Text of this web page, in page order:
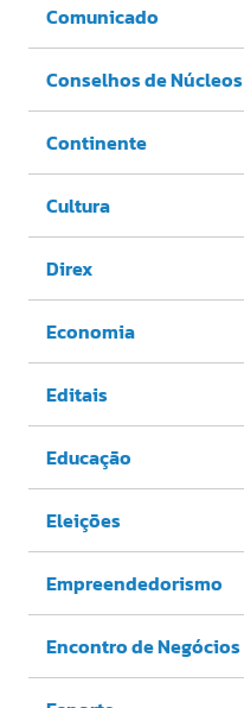
Comunicado
Conselhos de Núcleos
Continente
Cultura
Direx
Economia
Editais
Educação
Eleições
Empreendedorismo
Encontro de Negócios